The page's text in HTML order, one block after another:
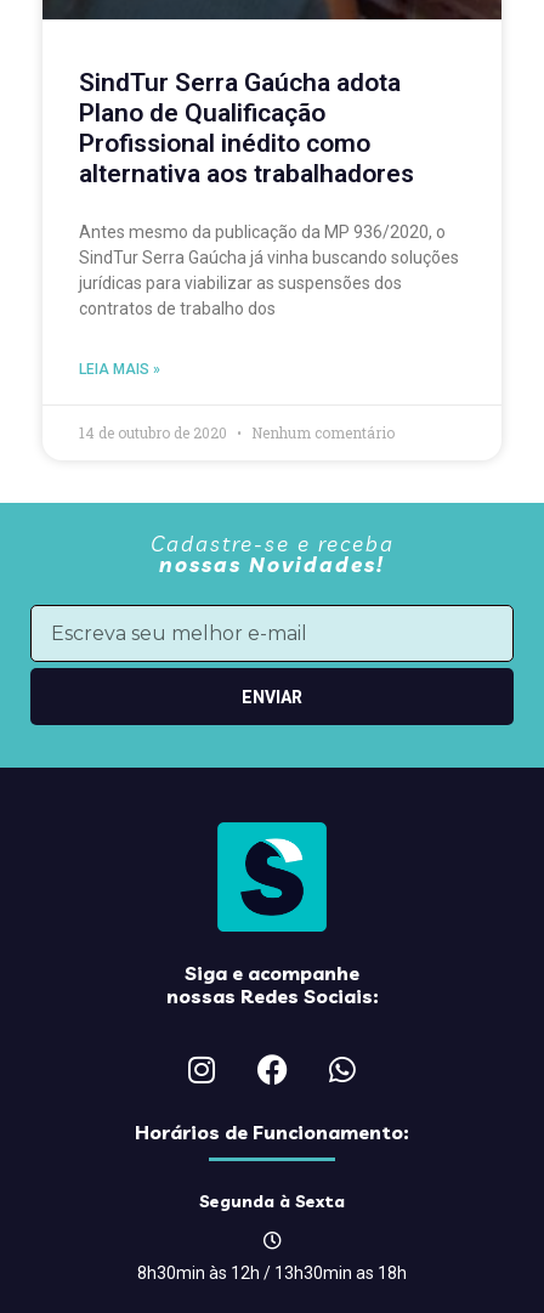
SindTur Serra Gaúcha adota
Plano de Qualificação
Profissional inédito como
alternativa aos trabalhadores
Antes mesmo da publicação da MP 936/2020, o
SindTur Serra Gaúcha já vinha buscando soluções
jurídicas para viabilizar as suspensões dos
contratos de trabalho dos
LEIA MAIS »
14 de outubro de 2020 Nenhum comentário
Cadastre-se e receba
nossas Novidades!
ENVIAR
Siga e acompanhe
nossas Redes Sociais:
Horários de Funcionamento:
Segunda à Sexta
8h30min às 12h / 13h30min as 18h